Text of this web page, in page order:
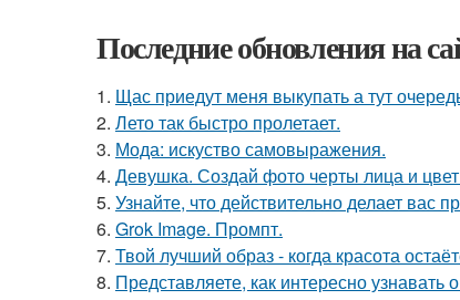
Последние обновления на
1. Щас приедут меня выкупать а тут
2. Лето так быстро пролетает.
3. Мода: искуство самовыражения.
4. Девушка. Создай фото черты лица и
5. Узнайте, что действительно делает вас
6. Grok Image. Промпт.
7. Твой лучший образ - когда красота
8. Представляете, как интересно